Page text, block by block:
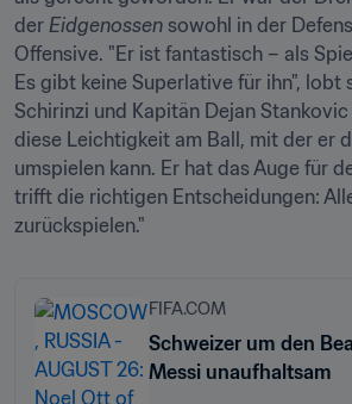
der Eidgenossen sowohl in der
Offensive. "Er ist fantastisch – als
Es gibt keine Superlative für ihn", lobt
Schirinzi und Kapitän Dejan
diese Leichtigkeit am Ball, mit der er
umspielen kann. Er hat das Auge für
trifft die richtigen Entscheidungen:
zurückspielen."
FIFA.COM
Schweizer um den
Messi unaufhaltsam